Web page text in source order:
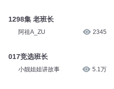
1298集 老班长
阿祖A_ZU 2345
017竞选班长
小靓姐姐讲故事 5.1万